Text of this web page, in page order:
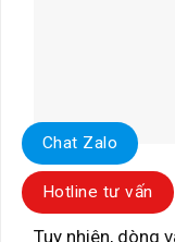
Tuy nhiên, dòng
Chat Zalo
Hotline tư vấn